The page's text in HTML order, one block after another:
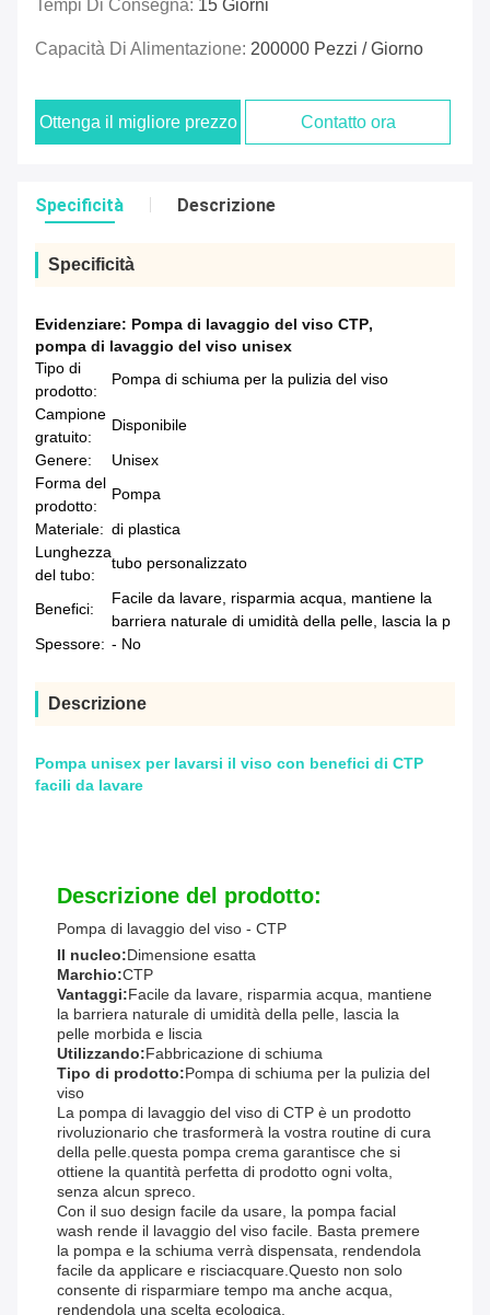
Tempi Di Consegna: 15 Giorni
Capacità Di Alimentazione: 200000 Pezzi / Giorno
Ottenga il migliore prezzo Contatto ora
Specificità Descrizione
Specificità
Evidenziare: Pompa di lavaggio del viso CTP,
pompa di lavaggio del viso unisex
Tipo di
prodotto:
Pompa di schiuma per la pulizia del viso
Campione
gratuito:
Disponibile
Genere:
Unisex
Forma del
prodotto:
Pompa
Materiale: di plastica
Lunghezza
del tubo:
tubo personalizzato
Benefici:
Facile da lavare, risparmia acqua, mantiene la
barriera naturale di umidità della pelle, lascia la p
Spessore: - No
Descrizione
Pompa unisex per lavarsi il viso con benefici di CTP
facili da lavare
Descrizione del prodotto:
Pompa di lavaggio del viso - CTP
Il nucleo:Dimensione esatta
Marchio:CTP
Vantaggi:Facile da lavare, risparmia acqua, mantiene
la barriera naturale di umidità della pelle, lascia la
pelle morbida e liscia
Utilizzando:Fabbricazione di schiuma
Tipo di prodotto:Pompa di schiuma per la pulizia del
viso
La pompa di lavaggio del viso di CTP è un prodotto
rivoluzionario che trasformerà la vostra routine di cura
della pelle.questa pompa crema garantisce che si
ottiene la quantità perfetta di prodotto ogni volta,
senza alcun spreco.
Con il suo design facile da usare, la pompa facial
wash rende il lavaggio del viso facile. Basta premere
la pompa e la schiuma verrà dispensata, rendendola
facile da applicare e risciacquare.Questo non solo
consente di risparmiare tempo ma anche acqua,
rendendola una scelta ecologica.